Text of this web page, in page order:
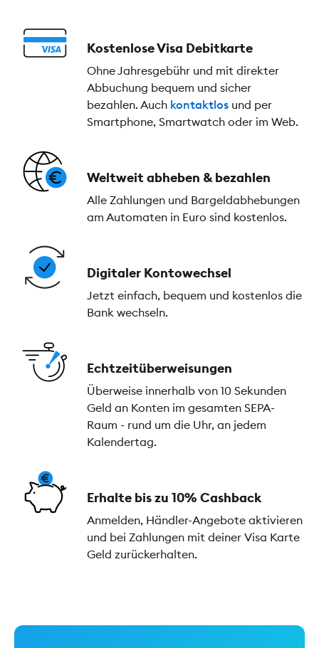
Kostenlose Visa Debitkarte
Ohne Jahresgebühr und mit direkter
Abbuchung bequem und sicher
bezahlen. Auch kontaktlos und per
Smartphone, Smartwatch oder im Web.
Weltweit abheben & bezahlen
Alle Zahlungen und Bargeldabhebungen
am Automaten in Euro sind kostenlos.
Digitaler Kontowechsel
Jetzt einfach, bequem und kostenlos die
Bank wechseln.
Echtzeitüberweisungen
Überweise innerhalb von 10 Sekunden
Geld an Konten im gesamten SEPA-
Raum - rund um die Uhr, an jedem
Kalendertag.
Erhalte bis zu 10% Cashback
Anmelden, Händler-Angebote aktivieren
und bei Zahlungen mit deiner Visa Karte
Geld zurückerhalten.